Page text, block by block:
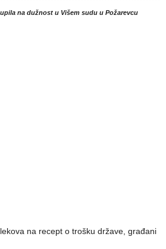
na dužnost u Višem sudu u Požarevcu
na recept o trošku države, građani